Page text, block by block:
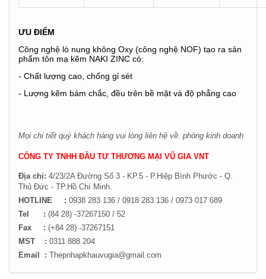
ƯU ĐIỂM
Công nghệ lò nung không Oxy (công nghệ NOF) tạo ra sản
phẩm tôn mạ kẽm NAKI ZINC có:
- Chất lượng cao, chống gỉ sét
- Lượng kẽm bám chắc, đều trên bề mặt và độ phẳng cao
Mọi chi tiết quý khách hàng vui lòng liên hệ về: phòng kinh doanh
CÔNG TY TNHH ĐẦU TƯ THƯƠNG MẠI VŨ GIA VNT
Địa chỉ: 4/23/2A Đường Số 3 - KP.5 - P.Hiệp Bình Phước - Q.
Thủ Đức - TP.Hồ Chí Minh.
HOTLINE : 0938 283 136 / 0918 283 136 / 0973 017 689
Tel : (84 28) -37267150 / 52
Fax : (+84 28) -37267151
MST : 0311 888 204
Email : Thepnhapkhauvugia@gmail.com